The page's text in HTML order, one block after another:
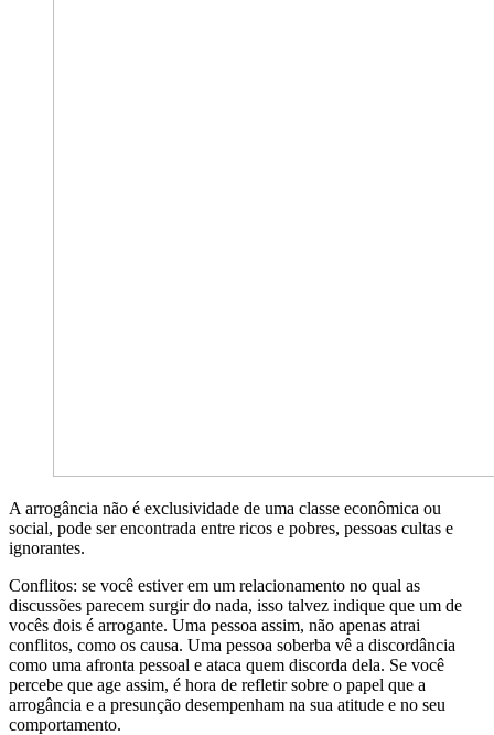
A arrogância não é exclusividade de uma classe econômica ou
social, pode ser encontrada entre ricos e pobres, pessoas cultas e
ignorantes.
Conflitos: se você estiver em um relacionamento no qual as
discussões parecem surgir do nada, isso talvez indique que um de
vocês dois é arrogante. Uma pessoa assim, não apenas atrai
conflitos, como os causa. Uma pessoa soberba vê a discordância
como uma afronta pessoal e ataca quem discorda dela. Se você
percebe que age assim, é hora de refletir sobre o papel que a
arrogância e a presunção desempenham na sua atitude e no seu
comportamento.